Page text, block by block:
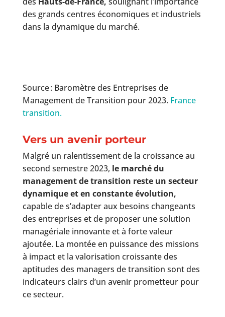
des grands centres économiques et industriels
dans la dynamique du marché.
Source : Baromètre des Entreprises de
Management de Transition pour 2023. France
transition.
Vers un avenir porteur
Malgré un ralentissement de la croissance au
second semestre 2023, le marché du
management de transition reste un secteur
dynamique et en constante évolution,
capable de s’adapter aux besoins changeants
des entreprises et de proposer une solution
managériale innovante et à forte valeur
ajoutée. La montée en puissance des missions
à impact et la valorisation croissante des
aptitudes des managers de transition sont des
indicateurs clairs d’un avenir prometteur pour
ce secteur.